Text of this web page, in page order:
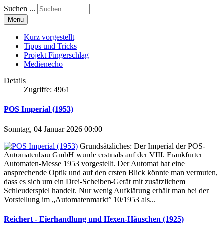
Suchen ...
Menu
Kurz vorgestellt
Tipps und Tricks
Projekt Fingerschlag
Medienecho
Details
Zugriffe: 4961
POS Imperial (1953)
Sonntag, 04 Januar 2026 00:00
Grundsätzliches: Der Imperial der POS-
Automatenbau GmbH wurde erstmals auf der VIII. Frankfurter
Automaten-Messe 1953 vorgestellt. Der Automat hat eine
ansprechende Optik und auf den ersten Blick könnte man vermuten,
dass es sich um ein Drei-Scheiben-Gerät mit zusätzlichem
Schleuderspiel handelt. Nur wenig Aufklärung erhält man bei der
Vorstellung im „Automatenmarkt” 10/1953 als...
Reichert - Eierhandlung und Hexen-Häuschen (1925)